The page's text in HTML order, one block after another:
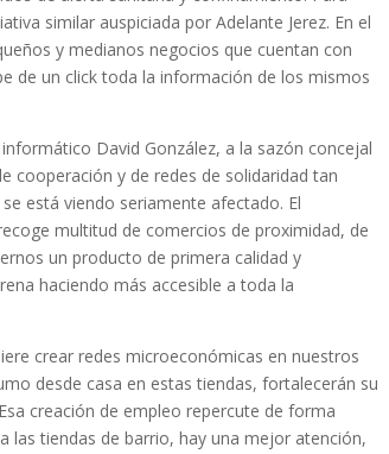
similar auspiciada por Adelante Jerez. En el
y medianos negocios que cuentan con
de un click toda la información de los mismos
David González, a la sazón concejal
cooperación y de redes de solidaridad tan
está viendo seriamente afectado. El
multitud de comercios de proximidad, de
un producto de primera calidad y
haciendo más accesible a toda la
crear redes microeconómicas en nuestros
desde casa en estas tiendas, fortalecerán su
creación de empleo repercute de forma
las tiendas de barrio, hay una mejor atención,